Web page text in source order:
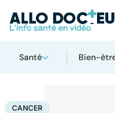
Santé Bien-
AccueilSanté
CANCER